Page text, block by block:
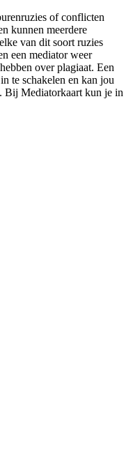
of conflicten
kunnen meerdere
van dit soort ruzies
een mediator weer
over plagiaat. Een
te schakelen en kan jou
Mediatorkaart kun je in